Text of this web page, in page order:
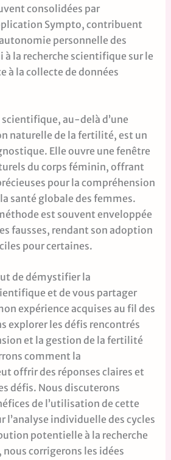
consolidées par
Sympto, contribuent
personnelle des
à la recherche scientifique sur le
à la collecte de données
au-delà d’une
naturelle de la fertilité, est un
Elle ouvre une fenêtre
du corps féminin, offrant
pour la compréhension
santé globale des femmes.
est souvent enveloppée
fausses, rendant son adoption
pour certaines.
de démystifier la
et de vous partager
expérience acquises au fil des
explorer les défis rencontrés
et la gestion de la fertilité
comment la
offrir des réponses claires et
défis. Nous discuterons
de l’utilisation de cette
l’analyse individuelle des cycles
potentielle à la recherche
corrigerons les idées